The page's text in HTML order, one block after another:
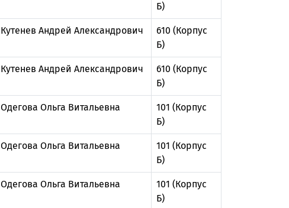
Б)
Кутенев Андрей Александрович
610 (Корпус
Б)
Кутенев Андрей Александрович
610 (Корпус
Б)
Одегова Ольга Витальевна
101 (Корпус
Б)
Одегова Ольга Витальевна
101 (Корпус
Б)
Одегова Ольга Витальевна
101 (Корпус
Б)